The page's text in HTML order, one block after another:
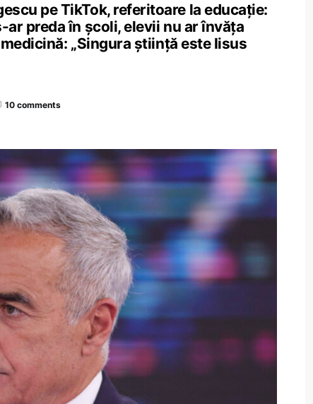
pe TikTok, referitoare la educație:
preda în școli, elevii nu ar învăța
„Singura știință este Iisus
10 comments